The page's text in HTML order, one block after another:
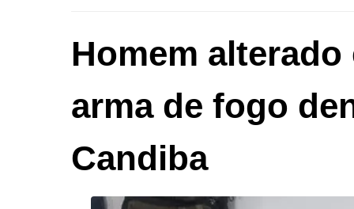
Homem
arma de fogo
Candiba